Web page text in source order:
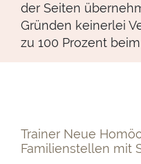
der Seiten
Gründen keinerlei
zu 100 Prozent
Trainer Neue
Familienstellen mit